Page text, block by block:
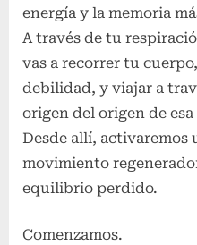
energía y la memoria
A través de tu
vas a recorrer tu
debilidad, y viajar a
origen del origen de
Desde allí,
movimiento
equilibrio perdido.
Comenzamos.